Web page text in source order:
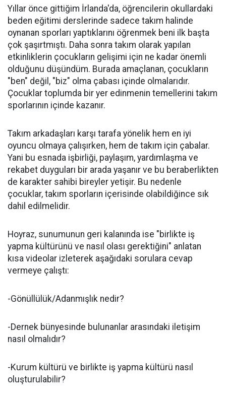
Yıllar önce gittiğim İrlanda'da, öğrencilerin okullardaki
beden eğitimi derslerinde sadece takım halinde
oynanan sporları yaptıklarını öğrenmek beni ilk başta
çok şaşırtmıştı. Daha sonra takım olarak yapılan
etkinliklerin çocukların gelişimi için ne kadar önemli
olduğunu düşündüm. Burada amaçlanan, çocukların
"ben" değil, "biz" olma çabası içinde olmalarıdır.
Çocuklar toplumda bir yer edinmenin temellerini takım
sporlarının içinde kazanır.
Takım arkadaşları karşı tarafa yönelik hem en iyi
oyuncu olmaya çalışırken, hem de takım için çabalar.
Yani bu esnada işbirliği, paylaşım, yardımlaşma ve
rekabet duyguları bir arada yaşanır ve bu beraberlikten
de karakter sahibi bireyler yetişir. Bu nedenle
çocuklar, takım sporların içerisinde olabildiğince sık
dahil edilmelidir.
Hoyraz, sunumunun geri kalanında ise "birlikte iş
yapma kültürünü ve nasıl olası gerektiğini" anlatan
kısa videolar izleterek aşağıdaki sorulara cevap
vermeye çalıştı:
-Gönüllülük/Adanmışlık nedir?
-Dernek bünyesinde bulunanlar arasındaki iletişim
nasıl olmalıdır?
-Kurum kültürü ve birlikte iş yapma kültürü nasıl
oluşturulabilir?